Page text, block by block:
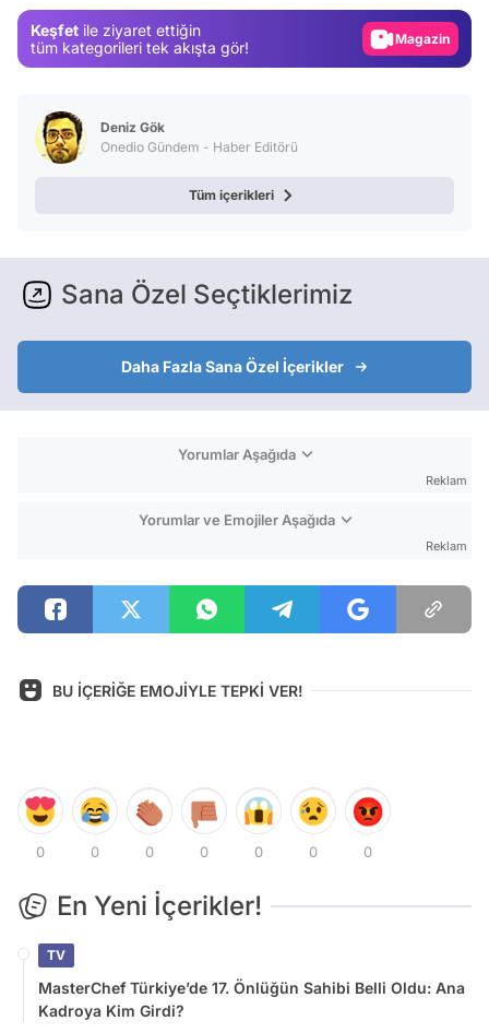
Keşfet ile ziyaret ettiğin
tüm kategorileri tek akışta gör!
Magazin
Deniz Gök
Onedio Gündem - Haber Editörü
Tüm içerikleri
Sana Özel Seçtiklerimiz
Daha Fazla Sana Özel İçerikler
Yorumlar Aşağıda
Reklam
Yorumlar ve Emojiler Aşağıda
Reklam
BU İÇERİĞE EMOJİYLE TEPKİ VER!
0 0 0 0 0 0 0
En Yeni İçerikler!
TV
MasterChef Türkiye’de 17. Önlüğün Sahibi Belli Oldu: Ana
Kadroya Kim Girdi?